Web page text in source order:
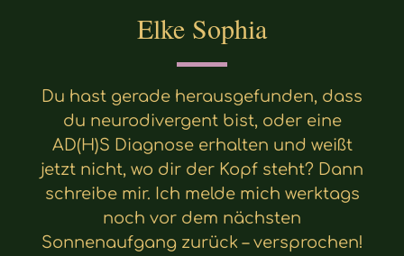
Elke Sophia
Du hast gerade herausgefunden, dass
du neurodivergent bist, oder eine
AD(H)S Diagnose erhalten und weißt
jetzt nicht, wo dir der Kopf steht? Dann
schreibe mir. Ich melde mich werktags
noch vor dem nächsten
Sonnenaufgang zurück – versprochen!